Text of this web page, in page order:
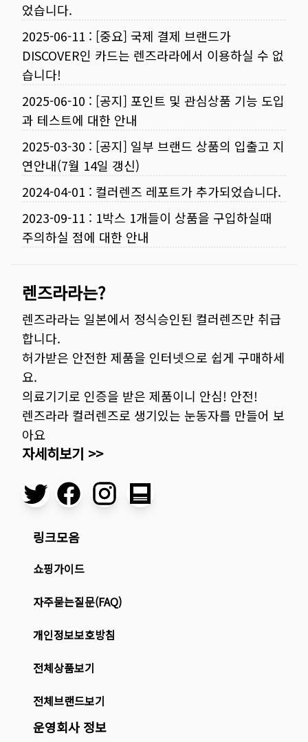
었습니다.
2025-06-11 : [중요] 국제 결제 브랜드가
DISCOVER인 카드는 렌즈라라에서 이용하실 수 없
습니다!
2025-06-10 : [공지] 포인트 및 관심상품 기능 도입
과 테스트에 대한 안내
2025-03-30 : [공지] 일부 브랜드 상품의 입출고 지
연안내(7월 14일 갱신)
2024-04-01 : 컬러렌즈 레포트가 추가되었습니다.
2023-09-11 : 1박스 1개들이 상품을 구입하실때
주의하실 점에 대한 안내
렌즈라라는?
렌즈라라는 일본에서 정식승인된 컬러렌즈만 취급
합니다.
허가받은 안전한 제품을 인터넷으로 쉽게 구매하세
요.
의료기기로 인증을 받은 제품이니 안심! 안전!
렌즈라라 컬러렌즈로 생기있는 눈동자를 만들어 보
아요
자세히보기 >>
링크모음
쇼핑가이드
자주묻는질문(FAQ)
개인정보보호방침
전체상품보기
전체브랜드보기
운영회사 정보